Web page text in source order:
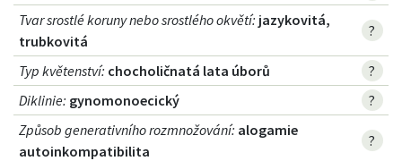
Tvar srostlé koruny nebo srostlého okvětí: jazykovitá,
trubkovitá
?
Typ květenství: chocholičnatá lata úborů
?
Diklinie: gynomonoecický
?
Způsob generativního rozmnožování: alogamie
autoinkompatibilita
?